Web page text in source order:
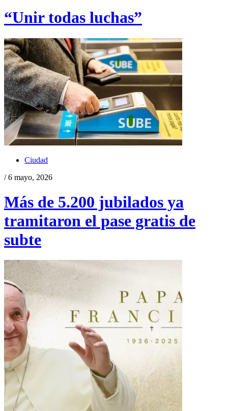
“Unir todas luchas”
Ciudad
/ 6 mayo, 2026
Más de 5.200 jubilados ya
tramitaron el pase gratis de
subte